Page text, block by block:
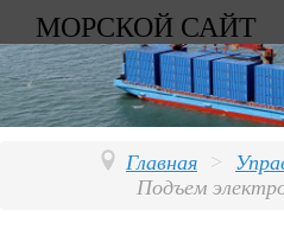
МОРСКОЙ САЙТ
Главная >
Подъем